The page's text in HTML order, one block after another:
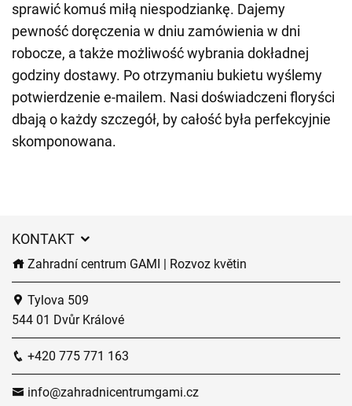
sprawić komuś miłą niespodziankę. Dajemy
pewność doręczenia w dniu zamówienia w dni
robocze, a także możliwość wybrania dokładnej
godziny dostawy. Po otrzymaniu bukietu wyślemy
potwierdzenie e-mailem. Nasi doświadczeni floryści
dbają o każdy szczegół, by całość była perfekcyjnie
skomponowana.
KONTAKT
Zahradní centrum GAMI | Rozvoz květin
Tylova 509
544 01 Dvůr Králové
+420 775 771 163
info@zahradnicentrumgami.cz